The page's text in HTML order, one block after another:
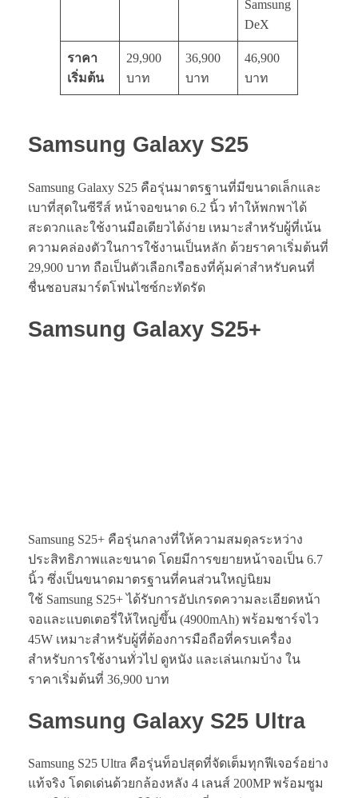
Samsung
DeX
ราคา
เริ่มต้น
29,900
บาท
36,900
บาท
46,900
บาท
Samsung Galaxy S25
Samsung Galaxy S25 คือรุ่นมาตรฐานที่มีขนาดเล็กและ
เบาที่สุดในซีรีส์ หน้าจอขนาด 6.2 นิ้ว ทำให้พกพาได้
สะดวกและใช้งานมือเดียวได้ง่าย เหมาะสำหรับผู้ที่เน้น
ความคล่องตัวในการใช้งานเป็นหลัก ด้วยราคาเริ่มต้นที่
29,900 บาท ถือเป็นตัวเลือกเรือธงที่คุ้มค่าสำหรับคนที่
ชื่นชอบสมาร์ตโฟนไซซ์กะทัดรัด
Samsung Galaxy S25+
Samsung S25+ คือรุ่นกลางที่ให้ความสมดุลระหว่าง
ประสิทธิภาพและขนาด โดยมีการขยายหน้าจอเป็น 6.7
นิ้ว ซึ่งเป็นขนาดมาตรฐานที่คนส่วนใหญ่นิยม
ใช้ Samsung S25+ ได้รับการอัปเกรดความละเอียดหน้า
จอและแบตเตอรี่ให้ใหญ่ขึ้น (4900mAh) พร้อมชาร์จไว
45W เหมาะสำหรับผู้ที่ต้องการมือถือที่ครบเครื่อง
สำหรับการใช้งานทั่วไป ดูหนัง และเล่นเกมบ้าง ใน
ราคาเริ่มต้นที่ 36,900 บาท
Samsung Galaxy S25 Ultra
Samsung S25 Ultra คือรุ่นท็อปสุดที่จัดเต็มทุกฟีเจอร์อย่าง
แท้จริง โดดเด่นด้วยกล้องหลัง 4 เลนส์ 200MP พร้อมซูม